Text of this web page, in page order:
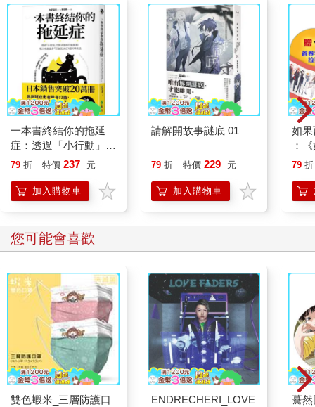
一本書終結你的拖延
症：透過「小行動」打
開大腦的行動開關，懶
的37個科學方法
79 折 特價 237 元
加入購物車
請解開故事謎底 01
79 折 特價 229 元
加入購物車
如
：
喵
79 折
您可能會喜歡
雙色蝦米_三層防護口
ENDRECHERI_LOVE
驀